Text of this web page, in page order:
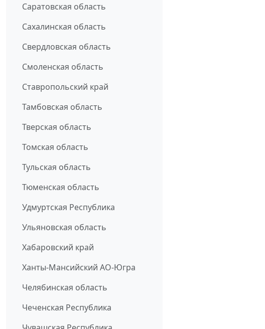
Саратовская область
Сахалинская область
Свердловская область
Смоленская область
Ставропольский край
Тамбовская область
Тверская область
Томская область
Тульская область
Тюменская область
Удмуртская Республика
Ульяновская область
Хабаровский край
Ханты-Мансийский АО-Югра
Челябинская область
Чеченская Республика